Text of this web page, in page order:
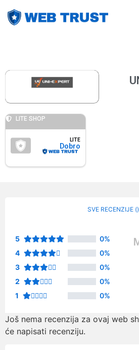
LITE SHOP
LITE
Dobro
SVE RECENZIJE ()
5
0%
4
0%
3
0%
2
0%
1
0%
Još nema recenzija za ovaj web
će napisati recenziju.